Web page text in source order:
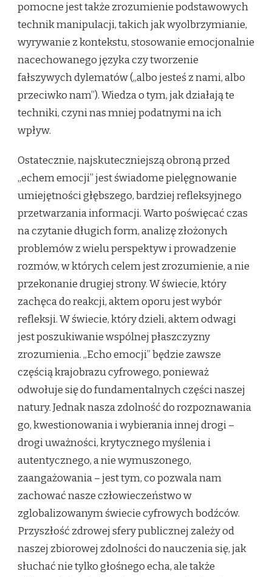
pomocne jest także zrozumienie podstawowych
technik manipulacji, takich jak wyolbrzymianie,
wyrywanie z kontekstu, stosowanie emocjonalnie
nacechowanego języka czy tworzenie
fałszywych dylematów („albo jesteś z nami, albo
przeciwko nam”). Wiedza o tym, jak działają te
techniki, czyni nas mniej podatnymi na ich
wpływ.
Ostatecznie, najskuteczniejszą obroną przed
„echem emocji” jest świadome pielęgnowanie
umiejętności głębszego, bardziej refleksyjnego
przetwarzania informacji. Warto poświęcać czas
na czytanie długich form, analizę złożonych
problemów z wielu perspektyw i prowadzenie
rozmów, w których celem jest zrozumienie, a nie
przekonanie drugiej strony. W świecie, który
zachęca do reakcji, aktem oporu jest wybór
refleksji. W świecie, który dzieli, aktem odwagi
jest poszukiwanie wspólnej płaszczyzny
zrozumienia. „Echo emocji” będzie zawsze
częścią krajobrazu cyfrowego, ponieważ
odwołuje się do fundamentalnych części naszej
natury. Jednak nasza zdolność do rozpoznawania
go, kwestionowania i wybierania innej drogi –
drogi uważności, krytycznego myślenia i
autentycznego, a nie wymuszonego,
zaangażowania – jest tym, co pozwala nam
zachować nasze człowieczeństwo w
zglobalizowanym świecie cyfrowych bodźców.
Przyszłość zdrowej sfery publicznej zależy od
naszej zbiorowej zdolności do nauczenia się, jak
słuchać nie tylko głośnego echa, ale także